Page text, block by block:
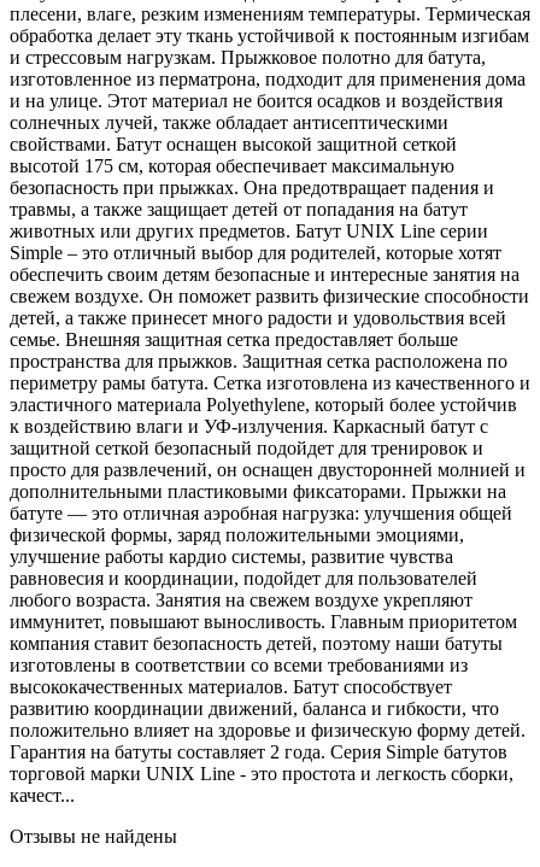
плесени, влаге, резким изменениям температуры. Термическая
обработка делает эту ткань устойчивой к постоянным изгибам
и стрессовым нагрузкам. Прыжковое полотно для батута,
изготовленное из перматрона, подходит для применения дома
и на улице. Этот материал не боится осадков и воздействия
солнечных лучей, также обладает антисептическими
свойствами. Батут оснащен высокой защитной сеткой
высотой 175 см, которая обеспечивает максимальную
безопасность при прыжках. Она предотвращает падения и
травмы, а также защищает детей от попадания на батут
животных или других предметов. Батут UNIX Line серии
Simple – это отличный выбор для родителей, которые хотят
обеспечить своим детям безопасные и интересные занятия на
свежем воздухе. Он поможет развить физические способности
детей, а также принесет много радости и удовольствия всей
семье. Внешняя защитная сетка предоставляет больше
пространства для прыжков. Защитная сетка расположена по
периметру рамы батута. Сетка изготовлена из качественного и
эластичного материала Polyethylene, который более устойчив
к воздействию влаги и УФ-излучения. Каркасный батут с
защитной сеткой безопасный подойдет для тренировок и
просто для развлечений, он оснащен двусторонней молнией и
дополнительными пластиковыми фиксаторами. Прыжки на
батуте — это отличная аэробная нагрузка: улучшения общей
физической формы, заряд положительными эмоциями,
улучшение работы кардио системы, развитие чувства
равновесия и координации, подойдет для пользователей
любого возраста. Занятия на свежем воздухе укрепляют
иммунитет, повышают выносливость. Главным приоритетом
компания ставит безопасность детей, поэтому наши батуты
изготовлены в соответствии со всеми требованиями из
высококачественных материалов. Батут способствует
развитию координации движений, баланса и гибкости, что
положительно влияет на здоровье и физическую форму детей.
Гарантия на батуты составляет 2 года. Серия Simple батутов
торговой марки UNIX Line - это простота и легкость сборки,
качест...
Отзывы не найдены